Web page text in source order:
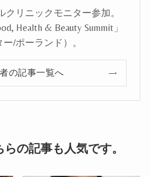
クリニックモニター参加。
Health & Beauty Summit」
ー/ポーランド）。
の記事一覧へ
らの記事も人気です。